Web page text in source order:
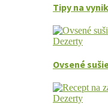
Tipy na
Dezerty
Ovsené
Dezerty